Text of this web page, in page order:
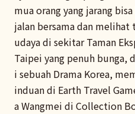
mua orang yang jarang
jalan bersama dan
udaya di sekitar Taman
Taipei yang penuh bunga,
i sebuah Drama Korea,
induan di Earth Travel
a Wangmei di Collection